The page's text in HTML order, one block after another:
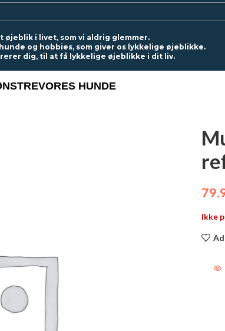
øjeblik i livet, som vi aldrig glemmer.
og hobbies, som giver os lykkelige øjeblikke.
dig, til at få lykkelige øjeblikke i dit liv.
VORES HUNDE
Ikke